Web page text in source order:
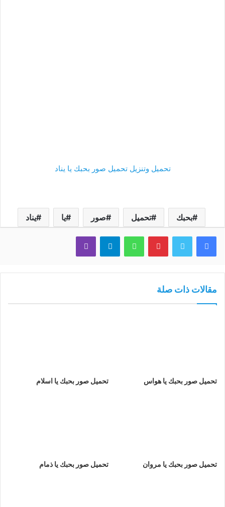
تحميل وتنزيل تحميل صور بحبك يا يناد
بحبك تحميل صور يا يناد
فيسبوك تويتر بينتيريستواتساب تيلقرام ڤايبر
مقالات ذات صلة
تحميل صور بحبك يا هواس تحميل صور بحبك يا اسلام
تحميل صور بحبك يا مروان تحميل صور بحبك يا ذمام